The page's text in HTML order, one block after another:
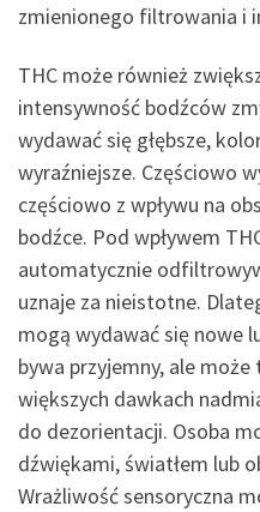
zmienionego filtrowania i
THC może również
intensywność bodźców
wydawać się głębsze,
wyraźniejsze. Częściowo
częściowo z wpływu na
bodźce. Pod wpływem
automatycznie
uznaje za nieistotne.
mogą wydawać się nowe
bywa przyjemny, ale
większych dawkach
do dezorientacji. Osoba
dźwiękami, światłem lub
Wrażliwość sensoryczna